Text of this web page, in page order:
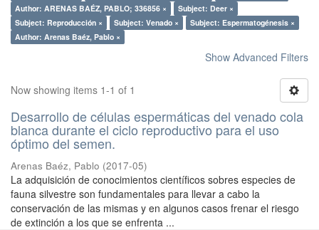
Author: ARENAS BAÉZ, PABLO; 336856 ×
Subject: Deer ×
Subject: Reproducción ×
Subject: Venado ×
Subject: Espermatogénesis ×
Author: Arenas Baéz, Pablo ×
Show Advanced Filters
Now showing items 1-1 of 1
Desarrollo de células espermáticas del venado cola
blanca durante el ciclo reproductivo para el uso
óptimo del semen.
Arenas Baéz, Pablo (2017-05)
La adquisición de conocimientos científicos sobres especies de
fauna silvestre son fundamentales para llevar a cabo la
conservación de las mismas y en algunos casos frenar el riesgo
de extinción a los que se enfrenta ...